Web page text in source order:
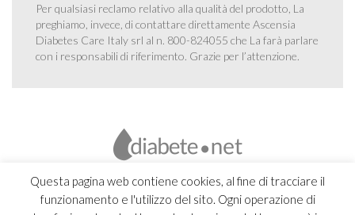
Questa pagina web contiene cookies, al fine di tracciare il
funzionamento e l'utilizzo del sito. Ogni operazione di
Per qualsiasi reclamo relativo alla qualità del prodotto, La
preghiamo, invece, di contattare direttamente Ascensia
Diabetes Care Italy srl al n. 800-824055 che La farà parlare
con i responsabili di riferimento. Grazie per l’attenzione.